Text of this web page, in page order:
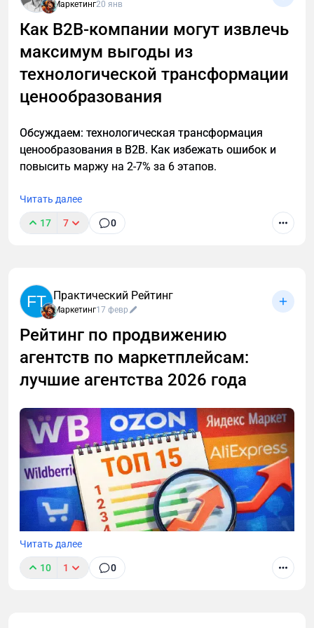
написанный еще на html-табличке. Обороты просто
гигантские! А маркетинга нет вообще… И это
грустно. Но!
Маркетинг20 янв
Как B2B-компании могут извлечь
максимум выгоды из
технологической трансформации
ценообразования
Обсуждаем: технологическая трансформация
ценообразования в B2B. Как избежать ошибок и
повысить маржу на 2-7% за 6 этапов.
Читать далее
17 7 0
FT Практический Рейтинг
Маркетинг17 февр
Рейтинг по продвижению
агентств по маркетплейсам:
лучшие агентства 2026 года
Читать далее
10 1 0